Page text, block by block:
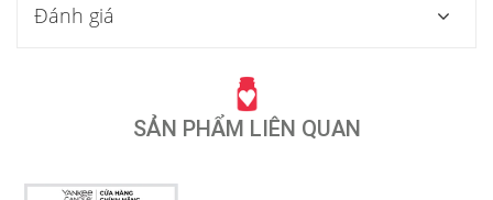
Đánh giá
SẢN PHẨM LIÊN QUAN